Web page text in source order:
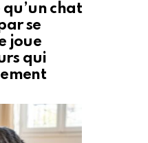
qu’un chat
se
joue
qui